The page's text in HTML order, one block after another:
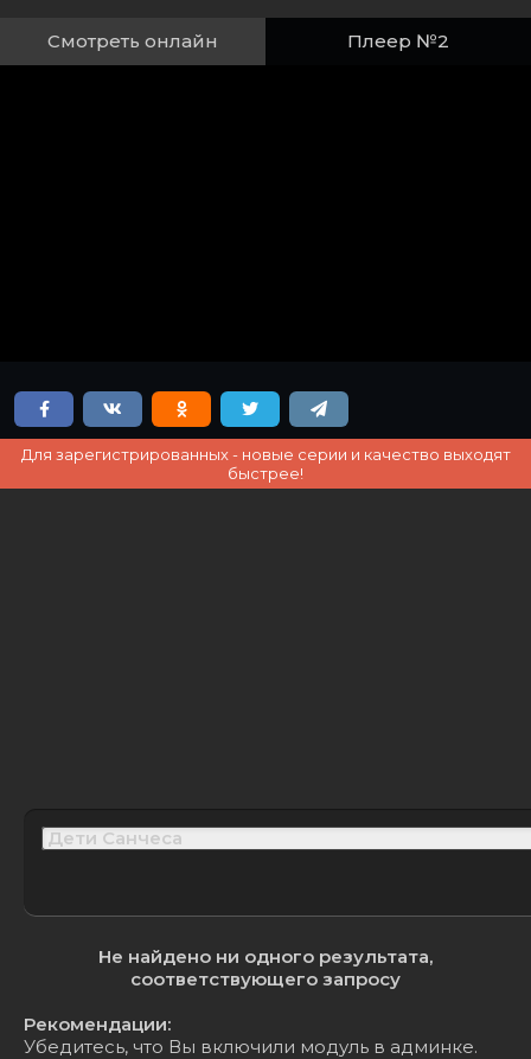
Смотреть онлайн Плеер №2
Для зарегистрированных - новые серии и качество выходят
быстрее!
Не найдено ни одного результата,
соответствующего запросу
Рекомендации:
Убедитесь, что Вы включили модуль в админке.